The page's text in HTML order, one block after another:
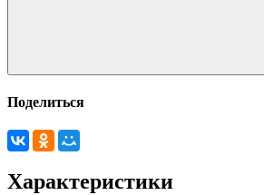
Поделиться
Характеристики